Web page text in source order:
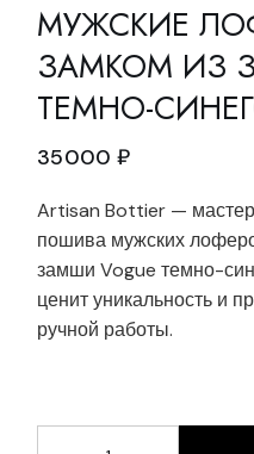
МУЖСКИЕ
ЗАМКОМ ИЗ
ТЕМНО-
35000 ₽
Artisan Bottier —
пошива мужских
замши Vogue темно-
ценит уникальность и
ручной работы.